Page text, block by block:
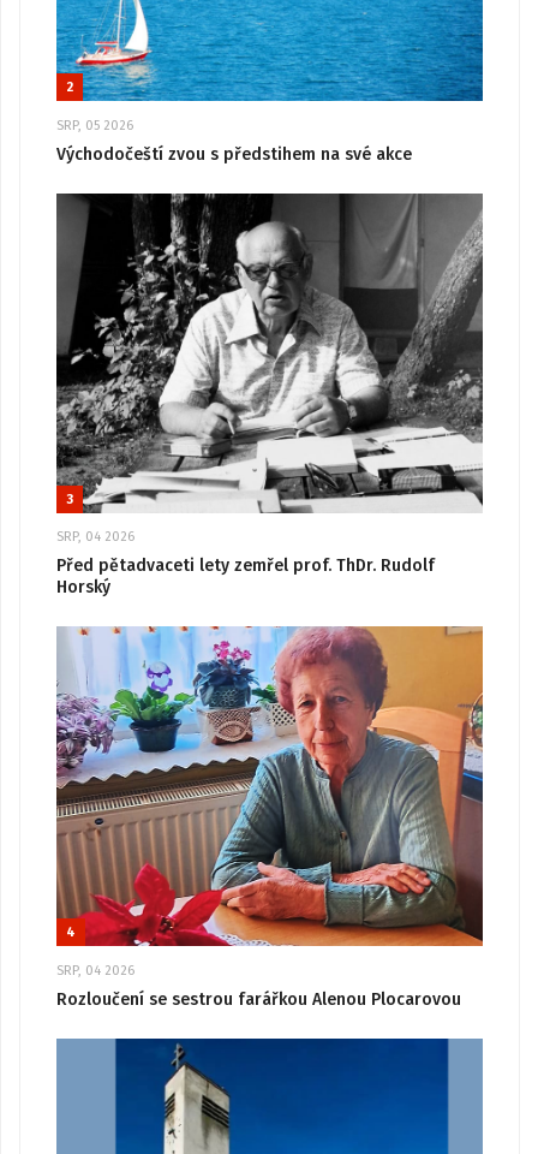
2
SRP, 05 2026
Východočeští zvou s předstihem na své akce
3
SRP, 04 2026
Před pětadvaceti lety zemřel prof. ThDr. Rudolf
Horský
4
SRP, 04 2026
Rozloučení se sestrou farářkou Alenou Plocarovou